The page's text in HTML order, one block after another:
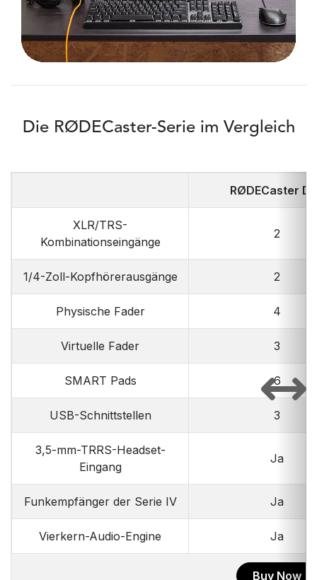
Die RØDECaster-Serie im Vergleich
RØDECaster
XLR/TRS-
Kombinationseingänge
2
1/4-Zoll-Kopfhörerausgänge 2
Physische Fader 4
Virtuelle Fader 3
SMART Pads 6
USB-Schnittstellen 3
3,5-mm-TRRS-Headset-
Eingang
Ja
Funkempfänger der Serie IV Ja
Vierkern-Audio-Engine Ja
Buy Now